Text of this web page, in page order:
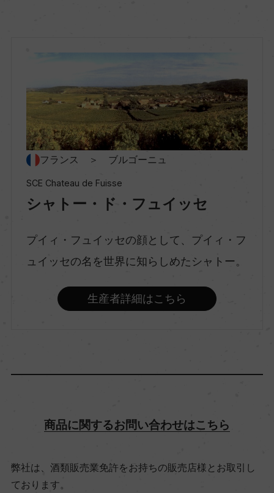
村名
フランス ＞ ブルゴーニュ
SCE Chateau de Fuisse
シャトー・ド・フュイッセ
プイィ・フュイッセの顔として、プイィ・フ
ュイッセの名を世界に知らしめたシャトー。
生産者詳細はこちら
商品に関するお問い合わせはこちら
弊社は、酒類販売業免許をお持ちの販売店様とお取引し
ております。